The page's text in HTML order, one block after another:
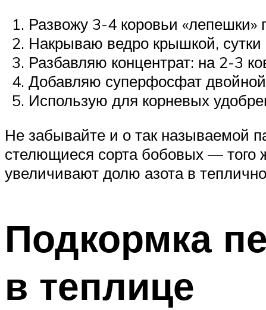
Развожу 3-4 коровьи
Накрываю ведро крышкой,
Разбавляю концентрат: на 2-3
Добавляю суперфосфат
Использую для корневых
Не забывайте и о так называемой
стелющиеся сорта бобовых — того
увеличивают долю азота в
Подкормка
в теплице